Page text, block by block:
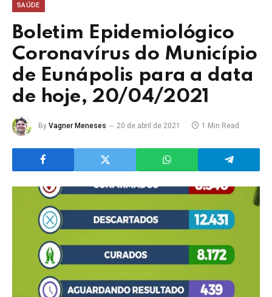
SAÚDE
Boletim Epidemiológico
Coronavírus do Município
de Eunápolis para a data
de hoje, 20/04/2021
By Vagner Meneses 20 de abril de 2021 1 Min Read